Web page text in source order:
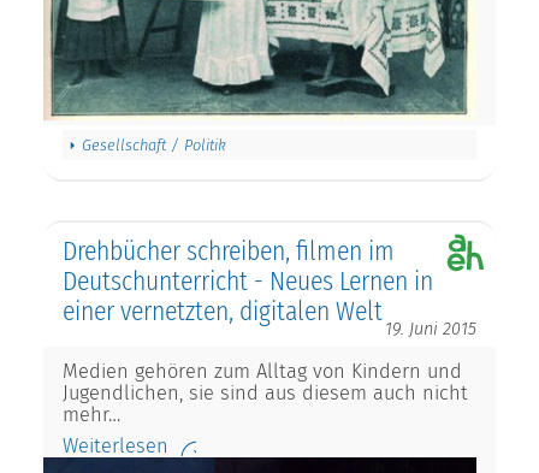
Gesellschaft / Politik
Drehbücher schreiben, filmen im
Deutschunterricht - Neues Lernen in
einer vernetzten, digitalen Welt
19. Juni 2015
Medien gehören zum Alltag von Kindern und
Jugendlichen, sie sind aus diesem auch nicht
mehr…
Weiterlesen